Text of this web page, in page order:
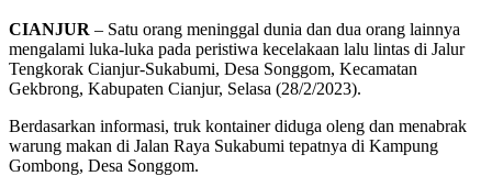
CIANJUR – Satu orang meninggal dunia dan dua orang lainnya
mengalami luka-luka pada peristiwa kecelakaan lalu lintas di Jalur
Tengkorak Cianjur-Sukabumi, Desa Songgom, Kecamatan
Gekbrong, Kabupaten Cianjur, Selasa (28/2/2023).
Berdasarkan informasi, truk kontainer diduga oleng dan menabrak
warung makan di Jalan Raya Sukabumi tepatnya di Kampung
Gombong, Desa Songgom.